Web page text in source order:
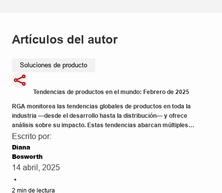
Artículos del autor
Soluciones de producto
Tendencias de productos en el mundo: Febrero de 2025
RGA monitorea las tendencias globales de productos en toda la
industria —desde el desarrollo hasta la distribución— y ofrece
análisis sobre su impacto. Estas tendencias abarcan múltiples
categorías, como seguros de vida, salud, tecnología y más. Encuentra
una guía para navegar el panorama actual de productos en
Tendencias de productos, un índice de los productos y servicios de
seguros más innovadores del mundo.
Escrito por:
Diana
Bosworth
14 abril, 2025
•
2 min de lectura